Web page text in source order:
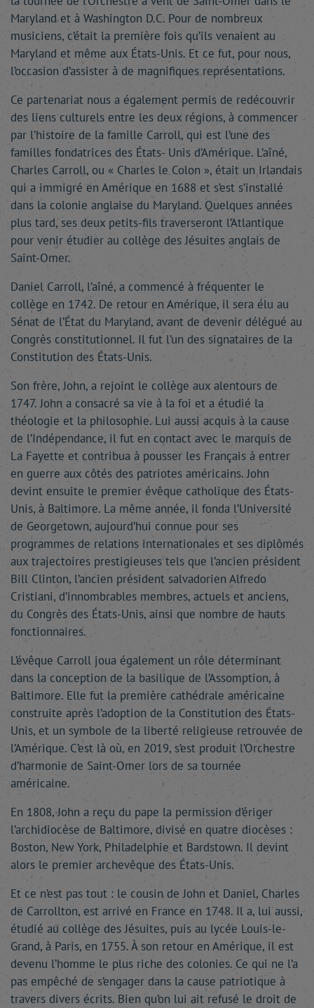
Maryland et à Washington D.C. Pour de nombreux
musiciens, c’était la première fois qu’ils venaient au
Maryland et même aux États-Unis. Et ce fut, pour nous,
l’occasion d’assister à de magnifiques représentations.
Ce partenariat nous a également permis de redécouvrir
des liens culturels entre les deux régions, à commencer
par l’histoire de la famille Carroll, qui est l’une des
familles fondatrices des États- Unis d’Amérique. L’aîné,
Charles Carroll, ou « Charles le Colon », était un Irlandais
qui a immigré en Amérique en 1688 et s’est s’installé
dans la colonie anglaise du Maryland. Quelques années
plus tard, ses deux petits-fils traverseront l’Atlantique
pour venir étudier au collège des Jésuites anglais de
Saint-Omer.
Daniel Carroll, l’aîné, a commencé à fréquenter le
collège en 1742. De retour en Amérique, il sera élu au
Sénat de l’État du Maryland, avant de devenir délégué au
Congrès constitutionnel. Il fut l’un des signataires de la
Constitution des États-Unis.
Son frère, John, a rejoint le collège aux alentours de
1747. John a consacré sa vie à la foi et a étudié la
théologie et la philosophie. Lui aussi acquis à la cause
de l’Indépendance, il fut en contact avec le marquis de
La Fayette et contribua à pousser les Français à entrer
en guerre aux côtés des patriotes américains. John
devint ensuite le premier évêque catholique des États-
Unis, à Baltimore. La même année, il fonda l’Université
de Georgetown, aujourd’hui connue pour ses
programmes de relations internationales et ses diplômés
aux trajectoires prestigieuses tels que l’ancien président
Bill Clinton, l’ancien président salvadorien Alfredo
Cristiani, d’innombrables membres, actuels et anciens,
du Congrès des États-Unis, ainsi que nombre de hauts
fonctionnaires.
L’évêque Carroll joua également un rôle déterminant
dans la conception de la basilique de l’Assomption, à
Baltimore. Elle fut la première cathédrale américaine
construite après l’adoption de la Constitution des États-
Unis, et un symbole de la liberté religieuse retrouvée de
l’Amérique. C’est là où, en 2019, s’est produit l’Orchestre
d’harmonie de Saint-Omer lors de sa tournée
américaine.
En 1808, John a reçu du pape la permission d’ériger
l’archidiocèse de Baltimore, divisé en quatre diocèses :
Boston, New York, Philadelphie et Bardstown. Il devint
alors le premier archevêque des États-Unis.
Et ce n’est pas tout : le cousin de John et Daniel, Charles
de Carrollton, est arrivé en France en 1748. Il a, lui aussi,
étudié au collège des Jésuites, puis au lycée Louis-le-
Grand, à Paris, en 1755. À son retour en Amérique, il est
devenu l’homme le plus riche des colonies. Ce qui ne l’a
pas empêché de s’engager dans la cause patriotique à
travers divers écrits. Bien qu’on lui ait refusé le droit de